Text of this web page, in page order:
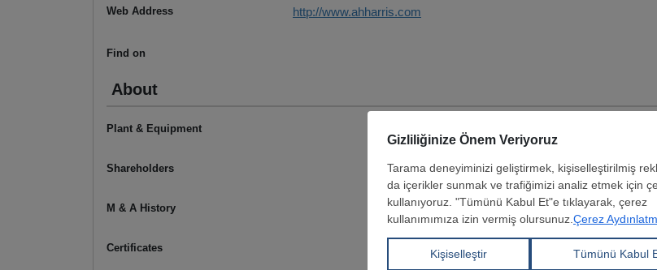
Web Address http://www.ahharris.com
Find on
About
Plant & Equipment
Shareholders
M & A History
Certificates